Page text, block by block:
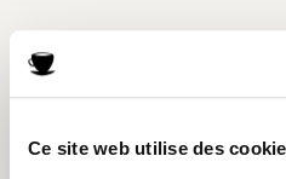
Ce site web utilise des
l’Anartiste, ce bistrot-bar à vin-
responsable. Privilégiant les
également une sélection de thés